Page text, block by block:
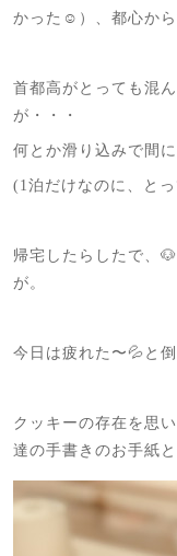
かった☺️）、都心か
首都高がとっても混
が・・・
何とか滑り込みで間
(1泊だけなのに、と
帰宅したらしたで、
が。
今日は疲れた〜💦と
クッキーの存在を思
達の手書きのお手紙